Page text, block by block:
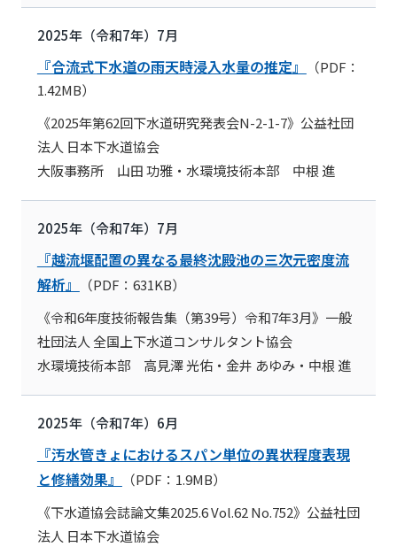
2025年（令和7年）7月
『合流式下水道の雨天時浸入水量の推定』
（PDF：
1.42MB）
《2025年第62回下水道研究発表会N-2-1-7》公益社団
法人 日本下水道協会
大阪事務所 山田 功雅・水環境技術本部 中根 進
2025年（令和7年）7月
『越流堰配置の異なる最終沈殿池の三次元密度流
解析』
（PDF：631KB）
《令和6年度技術報告集（第39号）令和7年3月》一般
社団法人 全国上下水道コンサルタント協会
水環境技術本部 高見澤 光佑・金井 あゆみ・中根 進
2025年（令和7年）6月
『汚水管きょにおけるスパン単位の異状程度表現
と修繕効果』
（PDF：1.9MB）
《下水道協会誌論文集2025.6 Vol.62 No.752》公益社団
法人 日本下水道協会